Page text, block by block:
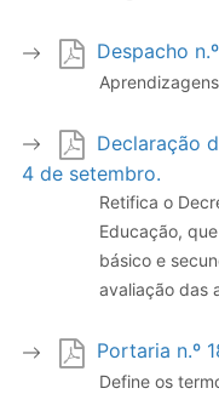
Despacho
Declaração
4 de setembro.
Retifica o
Educação,
básico e
avaliação das
Portaria n.º
Define os